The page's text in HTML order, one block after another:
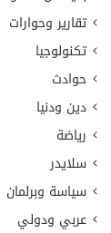
تقارير وحوارات
تكنولوجيا
حوادث
دين ودنيا
رياضة
سلايدر
سياسة وبرلمان
عربي ودولي